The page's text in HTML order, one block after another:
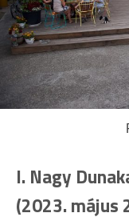
I. Nagy
(2023. május